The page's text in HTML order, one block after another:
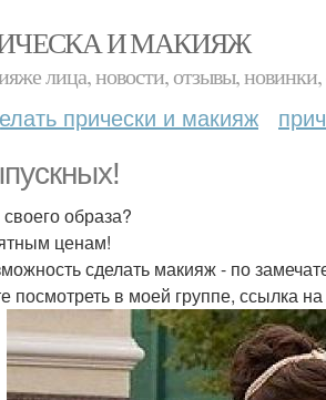
И МАКИЯЖ
лица, новости, отзывы, новинки,
прически и макияж
образа?
ценам!
сделать макияж - по
посмотреть в моей группе, ссылка на